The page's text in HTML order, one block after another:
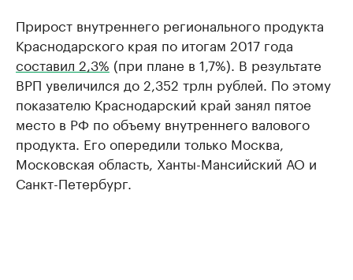
Прирост внутреннего регионального продукта
Краснодарского края по итогам 2017 года
составил 2,3% (при плане в 1,7%). В результате
ВРП увеличился до 2,352 трлн рублей. По этому
показателю Краснодарский край занял пятое
место в РФ по объему внутреннего валового
продукта. Его опередили только Москва,
Московская область, Ханты-Мансийский АО и
Санкт-Петербург.